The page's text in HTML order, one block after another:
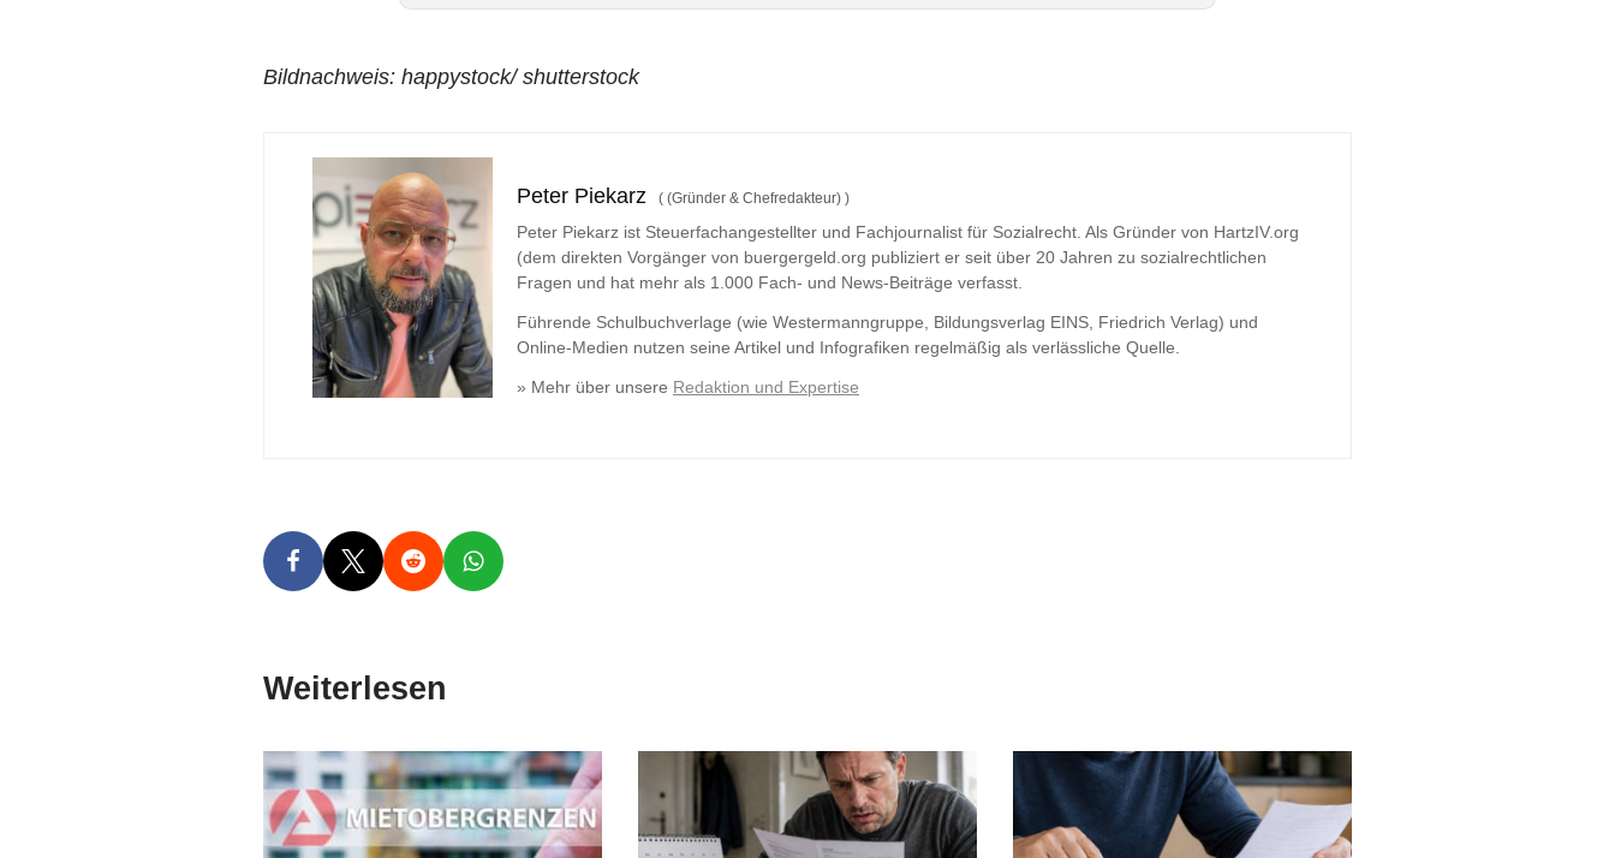
i
*
Bildnachweis: happystock/ shutterstock
Peter Piekarz ( (Gründer & Chefredakteur) )
Peter Piekarz ist Steuerfachangestellter und Fachjournalist für Sozialrecht. Als Gründer von HartzIV.org
(dem direkten Vorgänger von buergergeld.org publiziert er seit über 20 Jahren zu sozialrechtlichen
Fragen und hat mehr als 1.000 Fach- und News-Beiträge verfasst.
Führende Schulbuchverlage (wie Westermanngruppe, Bildungsverlag EINS, Friedrich Verlag) und
Online-Medien nutzen seine Artikel und Infografiken regelmäßig als verlässliche Quelle.
» Mehr über unsere Redaktion und Expertise
Weiterlesen